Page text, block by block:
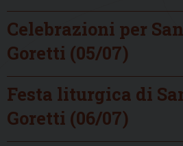
Celebrazioni per
Goretti (05/07)
Festa liturgica di
Goretti (06/07)